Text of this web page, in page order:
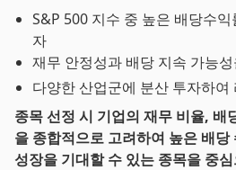
S&P 500 지수 중 높은 배당수
자
재무 안정성과 배당 지속 가능
다양한 산업군에 분산 투자하여
종목 선정 시 기업의 재무 비율, 배
을 종합적으로 고려하여 높은 배
성장을 기대할 수 있는 종목을 중